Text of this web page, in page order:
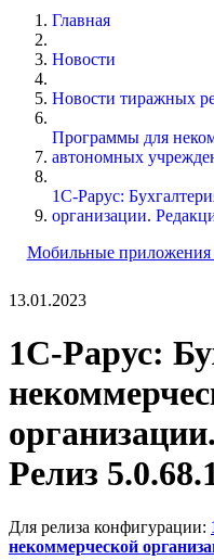
Главная
Новости
Новости тиражных
Программы для
автономных
1С-Рарус:
организации.
Мобильные приложения
13.01.2023
1С-Рарус:
организации.
Релиз
Для релиза конфигурации:
некоммерческой